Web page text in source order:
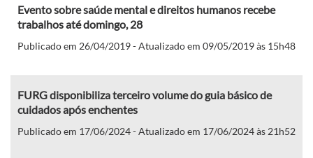
Evento sobre saúde mental e direitos humanos recebe
trabalhos até domingo, 28
Publicado em 26/04/2019 - Atualizado em 09/05/2019 às 15h48
FURG disponibiliza terceiro volume do guia básico de
cuidados após enchentes
Publicado em 17/06/2024 - Atualizado em 17/06/2024 às 21h52